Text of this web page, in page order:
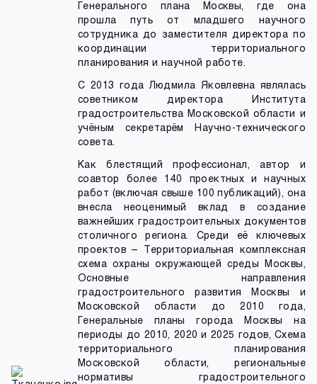
Генерального плана Москвы, где она
прошла путь от младшего научного
сотрудника до заместителя директора по
координации территориального
планирования и научной работе.
С 2013 года Людмила Яковлевна являлась
советником директора Института
градостроительства Московской области и
учёным секретарём Научно-технического
совета.
Как блестящий профессионал, автор и
соавтор более 140 проектных и научных
работ (включая свыше 100 публикаций), она
внесла неоценимый вклад в создание
важнейших градостроительных документов
столичного региона. Среди её ключевых
проектов – Территориальная комплексная
схема охраны окружающей среды Москвы,
Основные направления
градостроительного развития Москвы и
Московской области до 2010 года,
Генеральные планы города Москвы на
периоды до 2010, 2020 и 2025 годов, Схема
территориального планирования
Московской области, региональные
нормативы градостроительного